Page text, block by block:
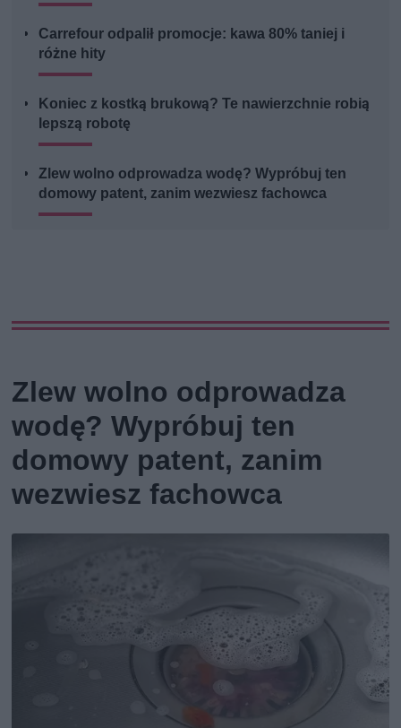
Carrefour odpalił promocje: kawa 80% taniej i
różne hity
Koniec z kostką brukową? Te nawierzchnie robią
lepszą robotę
Zlew wolno odprowadza wodę? Wypróbuj ten
domowy patent, zanim wezwiesz fachowca
Zlew wolno odprowadza
wodę? Wypróbuj ten
domowy patent, zanim
wezwiesz fachowca